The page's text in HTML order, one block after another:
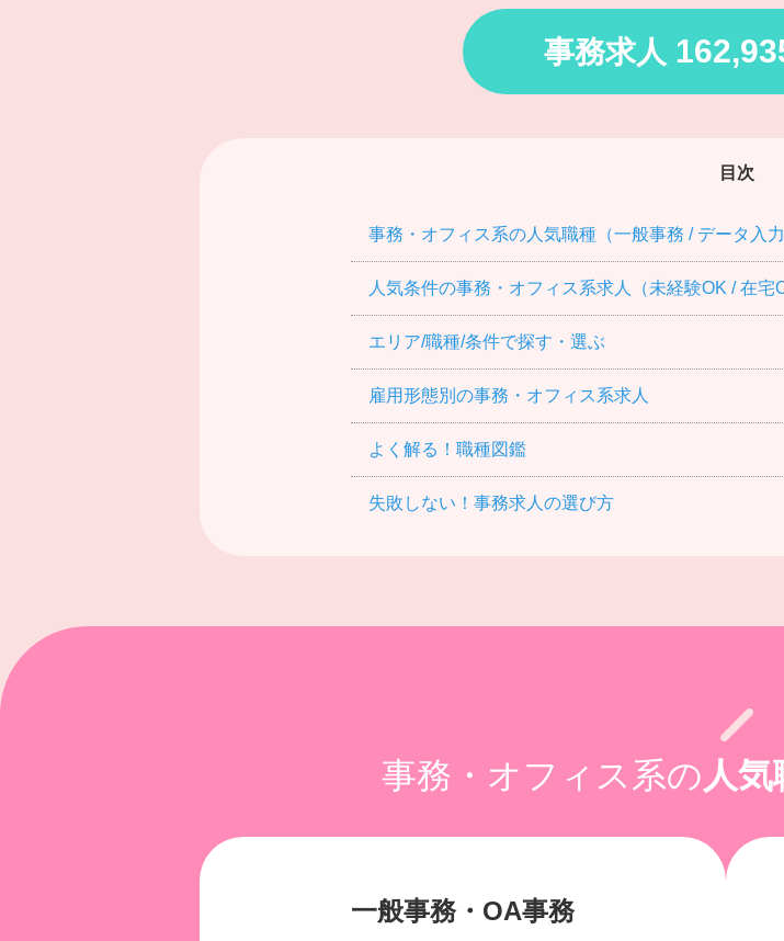
事務求人
目次
事務・オフィス系の人気職種（一般事務 / データ入力
人気条件の事務・オフィス系求人（未経験OK / 在宅
エリア/職種/条件で探す・選ぶ
雇用形態別の事務・オフィス系求人
よく解る！職種図鑑
失敗しない！事務求人の選び方
事務・オフィス系の人気
一般事務・OA事務